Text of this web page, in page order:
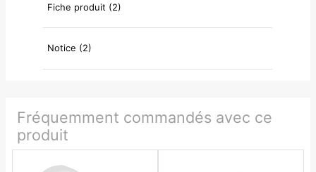
Fiche produit (2)
Notice (2)
Fréquemment commandés avec ce
produit